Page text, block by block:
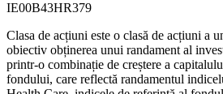
IE00B43HR379
Clasa de acțiuni este o clasă de acțiuni a
obiectiv obținerea unui randament al
printr-o combinație de creștere a
fondului, care reflectă randamentul